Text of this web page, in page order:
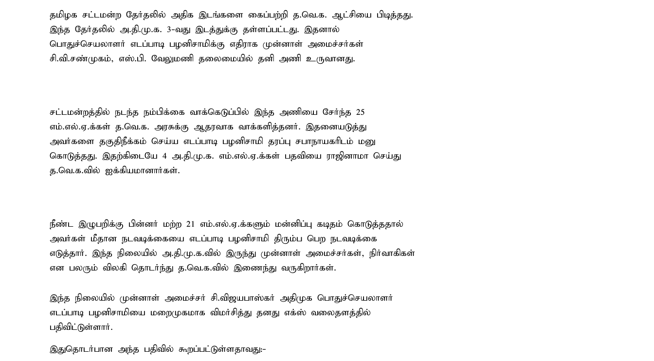
தமிழக சட்டமன்ற தேர்தலில் அதிக இடங்களை கைப்பற்றி த.வெ.க. ஆட்சியை பிடித்தது.
இந்த தேர்தலில் அ.தி.மு.க. 3-வது இடத்துக்கு தள்ளப்பட்டது. இதனால்
பொதுச்செயலாளர் எடப்பாடி பழனிசாமிக்கு எதிராக முன்னாள் அமைச்சர்கள்
சி.வி.சண்முகம், எஸ்.பி. வேலுமணி தலைமையில் தனி அணி உருவானது.
சட்டமன்றத்தில் நடந்த நம்பிக்கை வாக்கெடுப்பில் இந்த அணியை சேர்ந்த 25
எம்.எல்.ஏ.க்கள் த.வெ.க. அரசுக்கு ஆதரவாக வாக்களித்தனர். இதனையடுத்து
அவர்களை தகுதிநீக்கம் செய்ய எடப்பாடி பழனிசாமி தரப்பு சபாநாயகரிடம் மனு
கொடுத்தது. இதற்கிடையே 4 அ.தி.மு.க. எம்.எல்.ஏ.க்கள் பதவியை ராஜினாமா செய்து
த.வெ.க.வில் ஐக்கியமானார்கள்.
நீண்ட இழுபறிக்கு பின்னர் மற்ற 21 எம்.எல்.ஏ.க்களும் மன்னிப்பு கடிதம் கொடுத்ததால்
அவர்கள் மீதான நடவடிக்கையை எடப்பாடி பழனிசாமி திரும்ப பெற நடவடிக்கை
எடுத்தார். இந்த நிலையில் அ.தி.மு.க.வில் இருந்து முன்னாள் அமைச்சர்கள், நிர்வாகிகள்
என பலரும் விலகி தொடர்ந்து த.வெ.க.வில் இணைந்து வருகிறார்கள்.
இந்த நிலையில் முன்னாள் அமைச்சர் சி.விஜயபாஸ்கர் அதிமுக பொதுச்செயலாளர்
எடப்பாடி பழனிசாமியை மறைமுகமாக விமர்சித்து தனது எக்ஸ் வலைதளத்தில்
பதிவிட்டுள்ளார்.
இதுதொடர்பான அந்த பதிவில் கூறப்பட்டுள்ளதாவது:-